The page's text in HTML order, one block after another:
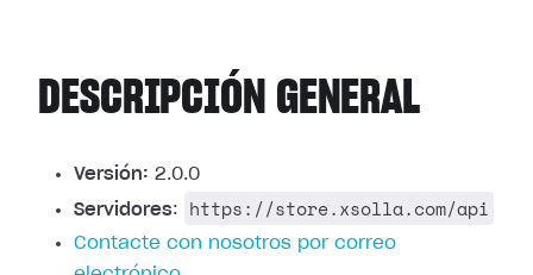
DESCRIPCIÓN GENERAL
Versión: 2.0.0
Servidores: https://store.xsolla.com/api
Contacte con nosotros por correo